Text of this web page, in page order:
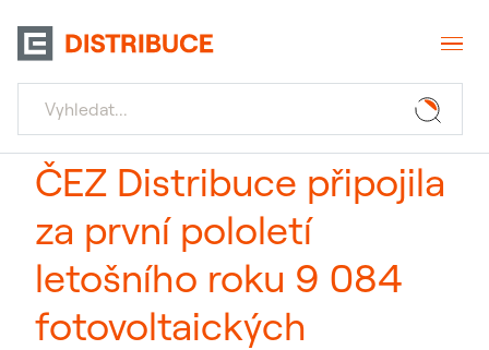
ČEZ Distribuce připojila
za první pololetí
letošního roku 9 084
fotovoltaických